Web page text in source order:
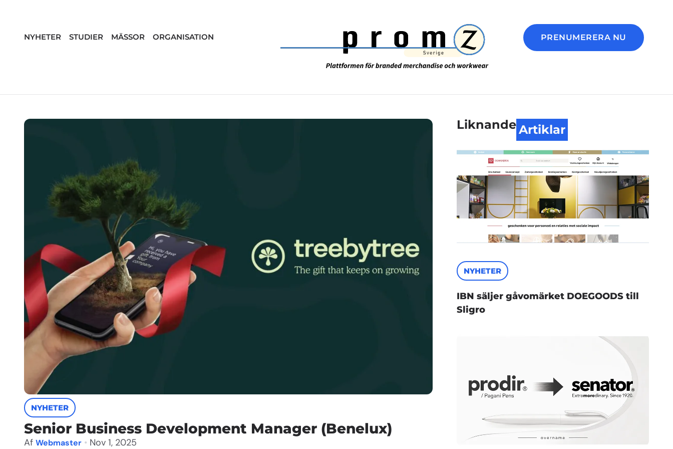
NYHETER STUDIER MÄSSOR ORGANISATION PRENUMERERA NU
NYHETER
Senior Business Development Manager (Benelux)
Af Webmaster • Nov 1, 2025
LiknandeArtiklar
NYHETER
IBN säljer gåvomärket DOEGOODS till
Sligro